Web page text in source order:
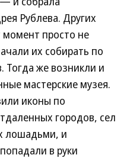
Рублева. Других
момент просто не
их собирать по
Тогда же возникли и
мастерские музея.
иконы по
городов, сел
лошадьми, и
в руки